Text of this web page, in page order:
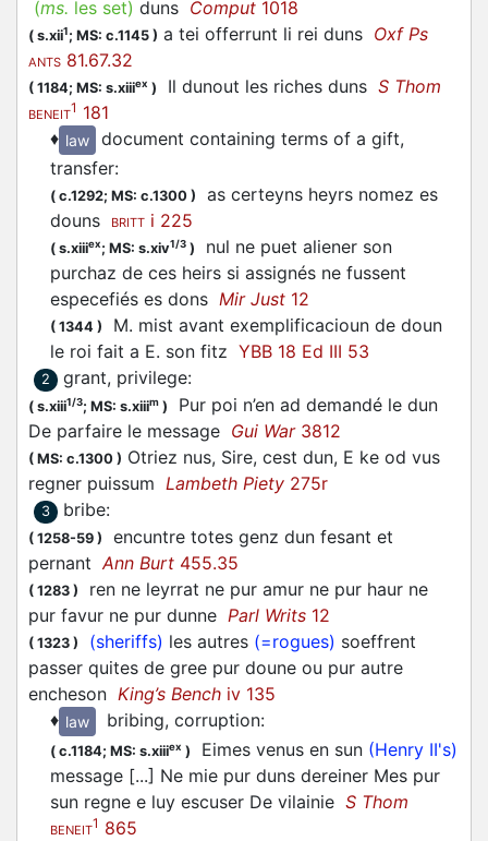
(ms. les set) duns Comput 1018
( s.xii1; MS: c.1145 ) a tei offerrunt li rei duns Oxf Ps
ANTS 81.67.32
( 1184; MS: s.xiiiex ) Il dunout les riches duns S Thom
BENEIT1 181
♦ law
document containing terms of a gift,
transfer:
( c.1292; MS: c.1300 )
as certeyns heyrs nomez es
douns
BRITT i 225
( s.xiiiex; MS: s.xiv1/3 )
nul ne puet aliener son
purchaz de ces heirs si assignés ne fussent
especefiés es dons Mir Just 12
( 1344 )
M. mist avant exemplificacioun de doun
le roi fait a E. son fitz YBB 18 Ed III 53
2 grant, privilege:
( s.xiii1/3; MS: s.xiiim )
Pur poi n’en ad demandé le dun
De parfaire le message Gui War3812
( MS: c.1300 ) Otriez nus, Sire, cest dun, E ke od vus
regner puissum Lambeth Piety 275r
3 bribe:
( 1258-59 )
encuntre totes genz dun fesant et
pernantAnn Burt 455.35
( 1283 )
ren ne leyrrat ne pur amur ne pur haur ne
pur favur ne pur dunne Parl Writs 12
( 1323 ) (sheriffs) les autres (=rogues) soeffrent
passer quites de gree pur doune ou pur autre
encheson King’s Bench iv 135
♦ law bribing, corruption:
( c.1184; MS: s.xiiiex ) Eimes venus en sun (Henry II's)
message [...] Ne mie pur duns dereiner Mes pur
sun regne e luy escuser De vilainie S Thom
BENEIT1 865